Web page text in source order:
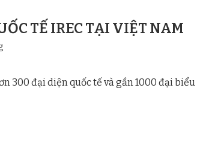
TẾ IREC TẠI VIỆT NAM
300 đại diện quốc tế và gần 1000 đại biểu